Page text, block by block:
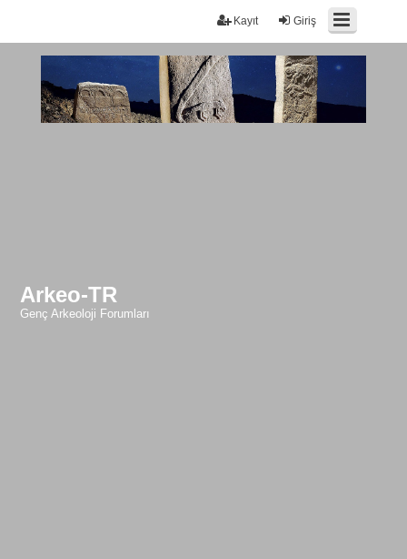
Giriş
Kayıt
Arkeo-TR
Genç Arkeoloji Forumları